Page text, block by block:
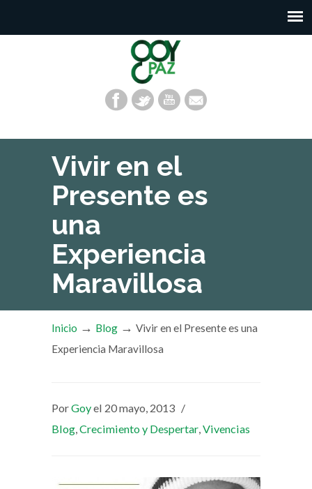
Vivir en el
Presente es
una
Experiencia
Maravillosa
Inicio → Blog → Vivir en el Presente es una
Experiencia Maravillosa
PorGoyel 20 mayo, 2013 /
Blog,Crecimiento y Despertar,Vivencias